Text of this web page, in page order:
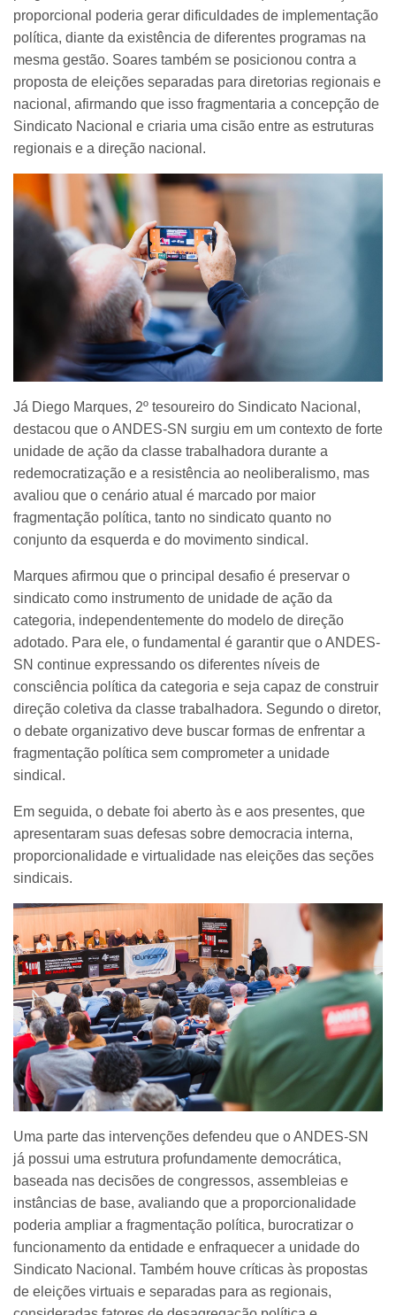
proporcional poderia gerar dificuldades de implementação
política, diante da existência de diferentes programas na
mesma gestão. Soares também se posicionou contra a
proposta de eleições separadas para diretorias regionais e
nacional, afirmando que isso fragmentaria a concepção de
Sindicato Nacional e criaria uma cisão entre as estruturas
regionais e a direção nacional.
Já Diego Marques, 2º tesoureiro do Sindicato Nacional,
destacou que o ANDES-SN surgiu em um contexto de forte
unidade de ação da classe trabalhadora durante a
redemocratização e a resistência ao neoliberalismo, mas
avaliou que o cenário atual é marcado por maior
fragmentação política, tanto no sindicato quanto no
conjunto da esquerda e do movimento sindical.
Marques afirmou que o principal desafio é preservar o
sindicato como instrumento de unidade de ação da
categoria, independentemente do modelo de direção
adotado. Para ele, o fundamental é garantir que o ANDES-
SN continue expressando os diferentes níveis de
consciência política da categoria e seja capaz de construir
direção coletiva da classe trabalhadora. Segundo o diretor,
o debate organizativo deve buscar formas de enfrentar a
fragmentação política sem comprometer a unidade
sindical.
Em seguida, o debate foi aberto às e aos presentes, que
apresentaram suas defesas sobre democracia interna,
proporcionalidade e virtualidade nas eleições das seções
sindicais.
Uma parte das intervenções defendeu que o ANDES-SN
já possui uma estrutura profundamente democrática,
baseada nas decisões de congressos, assembleias e
instâncias de base, avaliando que a proporcionalidade
poderia ampliar a fragmentação política, burocratizar o
funcionamento da entidade e enfraquecer a unidade do
Sindicato Nacional. Também houve críticas às propostas
de eleições virtuais e separadas para as regionais,